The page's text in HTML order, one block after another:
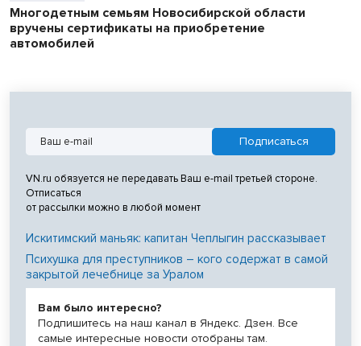
Многодетным семьям Новосибирской области
вручены сертификаты на приобретение
автомобилей
VN.ru обязуется не передавать Ваш e-mail третьей стороне.
Отписаться
от рассылки можно в любой момент
Искитимский маньяк: капитан Чеплыгин рассказывает
Психушка для преступников – кого содержат в самой
закрытой лечебнице за Уралом
Вам было интересно?
Подпишитесь на наш канал в Яндекс. Дзен. Все
самые интересные новости отобраны там.